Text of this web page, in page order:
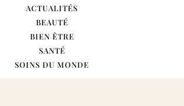
ACTUALITÉS
BEAUTÉ
BIEN ÊTRE
SANTÉ
SOINS DU MONDE